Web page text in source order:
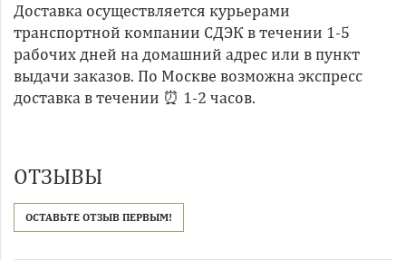
Доставка осуществляется курьерами
транспортной компании СДЭК в течении 1-5
рабочих дней на домашний адрес или в пункт
выдачи заказов. По Москве возможна экспресс
доставка в течении ⏰ 1-2 часов.
ОТЗЫВЫ
ОСТАВЬТЕ ОТЗЫВ ПЕРВЫМ!